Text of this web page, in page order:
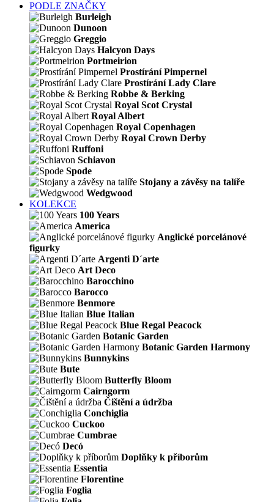
PODLE ZNAČKY
Burleigh
Dunoon
Greggio
Halcyon Days
Portmeirion
Prostírání Pimpernel
Prostírání Lady Clare
Robbe & Berking
Royal Scot Crystal
Royal Albert
Royal Copenhagen
Royal Crown Derby
Ruffoni
Schiavon
Spode
Stojany a závěsy na talíře
Wedgwood
KOLEKCE
100 Years
America
Anglické porcelánové
figurky
Argenti D´arte
Art Deco
Barocchino
Barocco
Benmore
Blue Italian
Blue Regal Peacock
Botanic Garden
Botanic Garden Harmony
Bunnykins
Bute
Butterfly Bloom
Cairngorm
Čištění a údržba
Conchiglia
Cuckoo
Cumbrae
Decó
Doplňky k příborům
Essentia
Florentine
Foglia